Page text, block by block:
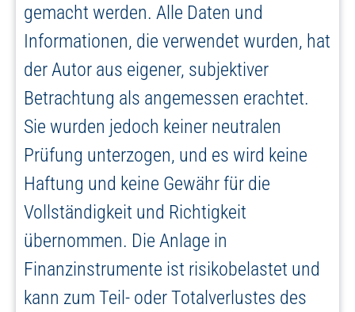
gemacht werden. Alle Daten und
Informationen, die verwendet wurden, hat
der Autor aus eigener, subjektiver
Betrachtung als angemessen erachtet.
Sie wurden jedoch keiner neutralen
Prüfung unterzogen, und es wird keine
Haftung und keine Gewähr für die
Vollständigkeit und Richtigkeit
übernommen. Die Anlage in
Finanzinstrumente ist risikobelastet und
kann zum Teil- oder Totalverlustes des